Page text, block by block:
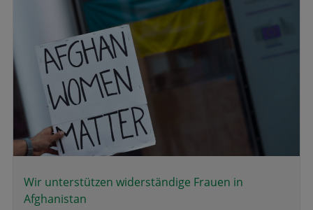
Wir unterstützen widerständige Frauen in
Afghanistan